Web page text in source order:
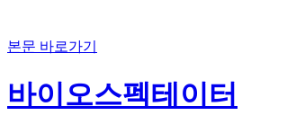
본문 바로가기
바이오스펙테이터